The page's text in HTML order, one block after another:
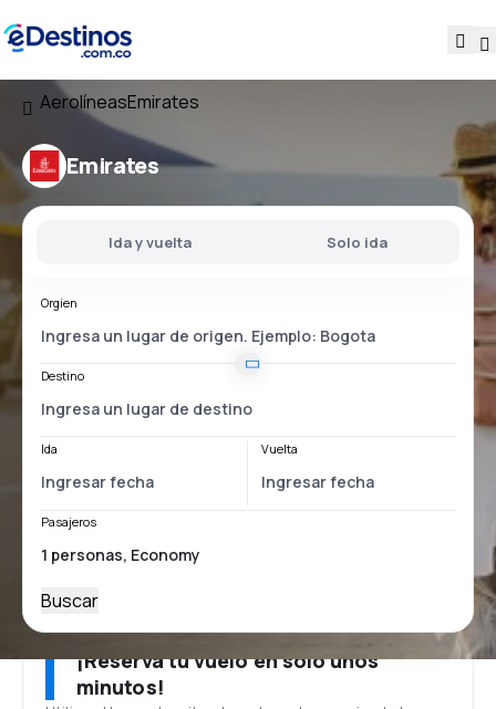
AerolíneasEmirates
Emirates
Ida y vuelta Solo ida
Orgien
Destino
Ida Vuelta
Pasajeros
Buscar
¡Reserva tu vuelo en solo unos
minutos!